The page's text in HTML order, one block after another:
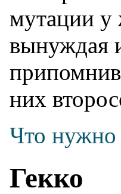
мутации у
вынуждая
них
Что нужно
Гекко